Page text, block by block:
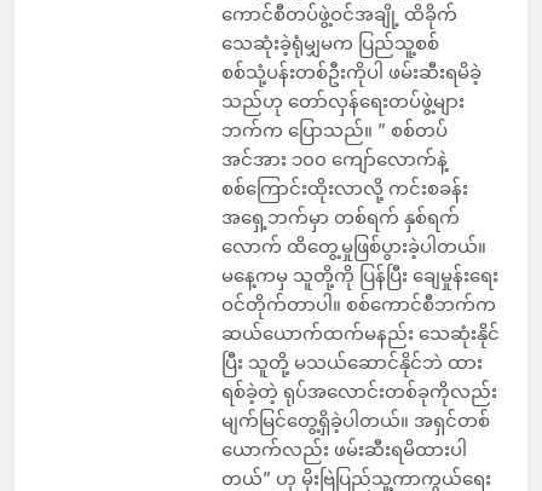
ကောင်စီတပ်ဖွဲ့ဝင်အချို့ ထိခိုက်
သေဆုံးခဲ့ရုံမျှမက ပြည်သူ့စစ်
စစ်သုံ့ပန်းတစ်ဦးကိုပါ ဖမ်းဆီးရမိခဲ့
သည်ဟု တော်လှန်ရေးတပ်ဖွဲ့များ
ဘက်က ပြောသည်။ ” စစ်တပ်
အင်အား ၁၀၀ ကျော်လောက်နဲ့
စစ်ကြောင်းထိုးလာလို့ ကင်းစခန်း
အရှေ့ဘက်မှာ တစ်ရက် နှစ်ရက်
လောက် ထိတွေ့မှုဖြစ်ပွားခဲ့ပါတယ်။
မနေ့ကမှ သူတို့ကို ပြန်ပြီး ချေမှုန်းရေး
ဝင်တိုက်တာပါ။ စစ်ကောင်စီဘက်က
ဆယ်ယောက်ထက်မနည်း သေဆုံးနိုင်
ပြီး သူတို့ မသယ်ဆောင်နိုင်ဘဲ ထား
ရစ်ခဲ့တဲ့ ရုပ်အလောင်းတစ်ခုကိုလည်း
မျက်မြင်တွေ့ရှိခဲ့ပါတယ်။ အရှင်တစ်
ယောက်လည်း ဖမ်းဆီးရမိထားပါ
တယ်” ဟု မိုးဗြဲပြည်သူ့ကာကွယ်ရေး